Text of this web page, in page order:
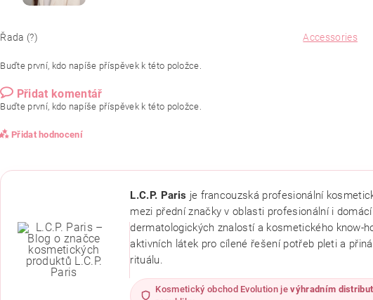
Řada (?) Accessories
Buďte první, kdo napíše příspěvek k této položce.
Přidat komentář
Buďte první, kdo napíše příspěvek k této položce.
Přidat hodnocení
L.C.P. Paris je francouzská profesionální
mezi přední značky v oblasti profesionální i
dermatologických znalostí a kosmetického know-
aktivních látek pro cílené řešení potřeb pleti a
rituálu.
Kosmetický obchod Evolution jevýhradním